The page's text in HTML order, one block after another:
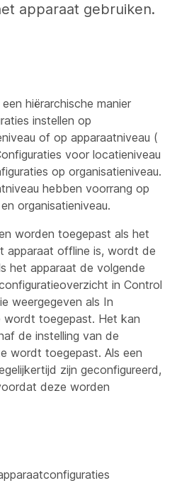
apparaat gebruiken.
hiërarchische manier
instellen op
of op apparaatniveau (
voor locatieniveau
op organisatieniveau.
hebben voorrang op
organisatieniveau.
worden toegepast als het
apparaat offline is, wordt de
het apparaat de volgende
in Control
weergegeven als In
toegepast. Het kan
de instelling van de
wordt toegepast. Als een
zijn geconfigureerd,
deze worden